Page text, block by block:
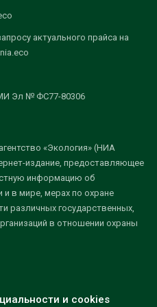
актуального прайса на
Эл № ФС77-80306
«Экология» (НИА
издание, предоставляющее
информацию об
и в мире, мерах по охране
различных государственных,
в отношении охраны
и cookies